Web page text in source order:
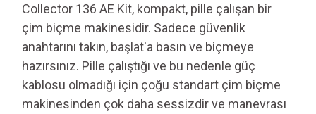
Collector 136 AE Kit, kompakt, pille çalışan bir
çim biçme makinesidir. Sadece güvenlik
anahtarını takın, başlat'a basın ve biçmeye
hazırsınız. Pille çalıştığı ve bu nedenle güç
kablosu olmadığı için çoğu standart çim biçme
makinesinden çok daha sessizdir ve manevrası